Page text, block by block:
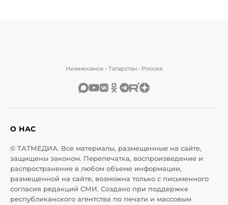
Нижнекамск • Татарстан • Россия
О НАС
© ТАТМЕДИА. Все материалы, размещенные на сайте,
защищены законом. Перепечатка, воспроизведение и
распространение в любом объеме информации,
размещенной на сайте, возможна только с письменного
согласия редакций СМИ. Создано при поддержке
республиканского агентства по печати и массовым